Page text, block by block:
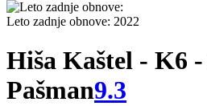
Leto zadnje obnove: 2022
Hiša Kaštel - K6
Pašman9.3